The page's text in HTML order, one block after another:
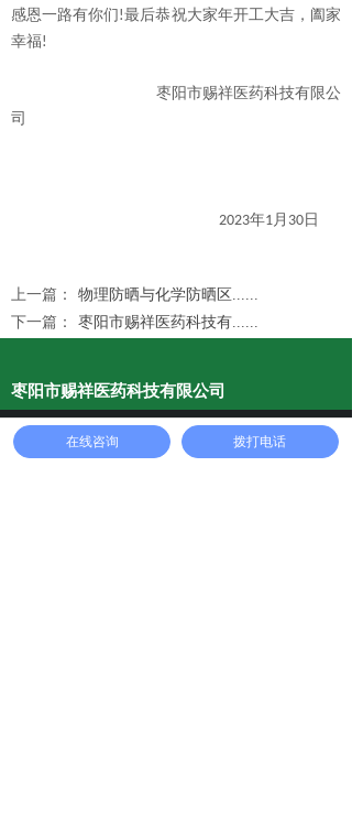
感恩一路有你们 !最后恭祝大家年开工大吉，阖家
幸福!
枣阳市赐祥医药科技有限公
司
2023年1月 30 日
上一篇：
物理防晒与化学防晒区......
下一篇：
枣阳市赐祥医药科技有......
邮编：441200
枣阳市赐祥医药科技有限公司
首页 电话
在线咨询 拨打电话